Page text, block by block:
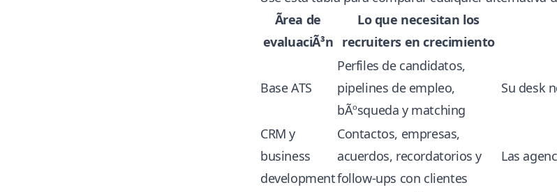
Ãrea de
evaluaciÃ³n
Lo que necesitan los
recruiters en crecimiento
Base ATS
Perfiles de candidatos,
pipelines de empleo,
bÃºsqueda y matching
Su desk
CRM y
business
development
Contactos, empresas,
acuerdos, recordatorios y
follow-ups con clientes
Las